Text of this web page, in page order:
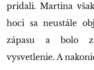
pridali. Martina
hoci sa neustále
zápasu a bolo
vysvetlenie. A